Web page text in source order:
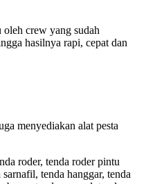
crew yang sudah
hasilnya rapi, cepat dan
menyediakan alat pesta
roder, tenda roder pintu
tenda hanggar, tenda